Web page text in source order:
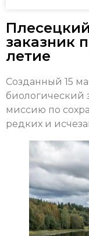
заказник
летие
Созданный 15
биологический
миссию по
редких и